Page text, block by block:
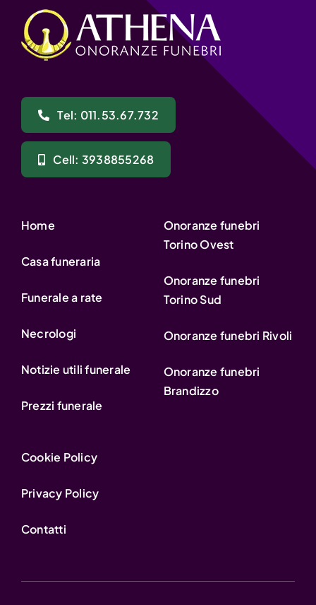
Tel: 011.53.67.732
Cell: 3938855268
Home
Casa funeraria
Funerale a rate
Necrologi
Notizie utili funerale
Prezzi funerale
Onoranze funebri
Torino Ovest
Onoranze funebri
Torino Sud
Onoranze funebri Rivoli
Onoranze funebri
Brandizzo
Cookie Policy
Privacy Policy
Contatti